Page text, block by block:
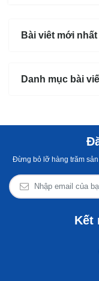
thể...
Bài viêt mới nhất
Danh mục bài
Đừng bỏ lỡ hàng trăm
Kết